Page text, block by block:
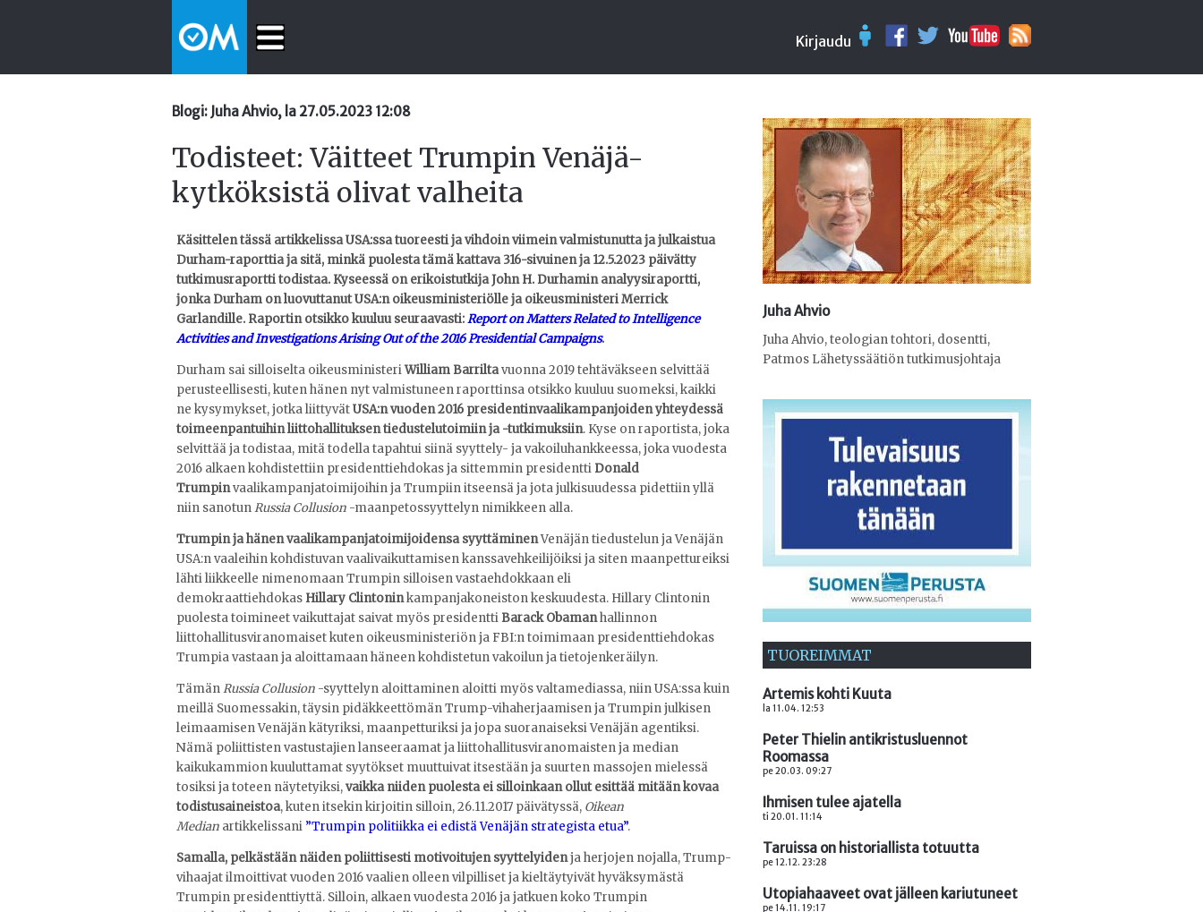
Kirjaudu
Blogi: Juha Ahvio, la 27.05.2023 12:08
Todisteet: Väitteet Trumpin Venäjä-
kytköksistä olivat valheita
Käsittelen tässä artikkelissa USA:ssa tuoreesti ja vihdoin viimein valmistunutta ja julkaistua
Durham-raporttia ja sitä, minkä puolesta tämä kattava 316-sivuinen ja 12.5.2023 päivätty
tutkimusraportti todistaa. Kyseessä on erikoistutkija John H. Durhamin analyysiraportti,
jonka Durham on luovuttanut USA:n oikeusministeriölle ja oikeusministeri Merrick
Garlandille. Raportin otsikko kuuluu seuraavasti:Report on Matters Related to Intelligence
Activities and Investigations Arising Out of the 2016 Presidential Campaigns.
Durham sai silloiselta oikeusministeriWilliam Barriltavuonna 2019 tehtäväkseen selvittää
perusteellisesti, kuten hänen nyt valmistuneen raporttinsa otsikko kuuluu suomeksi, kaikki
ne kysymykset, jotka liittyvätUSA:n vuoden 2016 presidentinvaalikampanjoiden yhteydessä
toimeenpantuihin liittohallituksen tiedustelutoimiin ja -tutkimuksiin. Kyse on raportista, joka
selvittää ja todistaa, mitä todella tapahtui siinä syyttely- ja vakoiluhankkeessa, joka vuodesta
2016 alkaen kohdistettiin presidenttiehdokas ja sittemmin presidentti Donald
Trumpinvaalikampanjatoimijoihin ja Trumpiin itseensä ja jota julkisuudessa pidettiin yllä
niin sanotunRussia Collusion -maanpetossyyttelyn nimikkeen alla.
Trumpin ja hänen vaalikampanjatoimijoidensa syyttäminenVenäjän tiedustelun ja Venäjän
USA:n vaaleihin kohdistuvan vaalivaikuttamisen kanssavehkeilijöiksi ja siten maanpettureiksi
lähti liikkeelle nimenomaan Trumpin silloisen vastaehdokkaan eli
demokraattiehdokas Hillary Clintoninkampanjakoneiston keskuudesta. Hillary Clintonin
puolesta toimineet vaikuttajat saivat myös presidentti Barack Obamanhallinnon
liittohallitusviranomaiset kuten oikeusministeriön ja FBI:n toimimaan presidenttiehdokas
Trumpia vastaan ja aloittamaan häneen kohdistetun vakoilun ja tietojenkeräilyn.
TämänRussia Collusion -syyttelyn aloittaminen aloitti myös valtamediassa, niin USA:ssa kuin
meillä Suomessakin, täysin pidäkkeettömän Trump-vihaherjaamisen ja Trumpin julkisen
leimaamisen Venäjän kätyriksi, maanpetturiksi ja jopa suoranaiseksi Venäjän agentiksi.
Nämä poliittisten vastustajien lanseeraamat ja liittohallitusviranomaisten ja median
kaikukammion kuuluttamat syytökset muuttuivat itsestään ja suurten massojen mielessä
tosiksi ja toteen näytetyiksi,vaikka niiden puolesta ei silloinkaan ollut esittää mitään kovaa
todistusaineistoa, kuten itsekin kirjoitin silloin, 26.11.2017 päivätyssä, Oikean
Median artikkelissani ”Trumpin politiikka ei edistä Venäjän strategista etua”.
Samalla, pelkästään näiden poliittisesti motivoitujen syyttelyidenja herjojen nojalla, Trump-
vihaajat ilmoittivat vuoden 2016 vaalien olleen vilpilliset ja kieltäytyivät hyväksymästä
Trumpin presidenttiyttä. Silloin, alkaen vuodesta 2016 ja jatkuen koko Trumpin
Juha Ahvio
Juha Ahvio, teologian tohtori, dosentti,
Patmos Lähetyssäätiön tutkimusjohtaja
TUOREIMMAT
Artemis kohti Kuuta
la 11.04. 12:53
Peter Thielin antikristusluennot
Roomassa
pe 20.03. 09:27
Ihmisen tulee ajatella
ti 20.01. 11:14
Taruissa on historiallista totuutta
pe 12.12. 23:28
Utopiahaaveet ovat jälleen kariutuneet
pe 14.11. 19:17